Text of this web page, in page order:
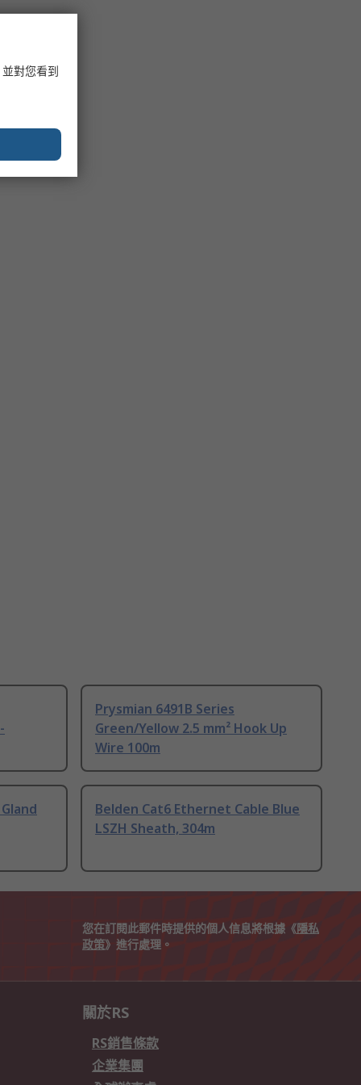
Prysmian 6491B Series
Green/Yellow 2.5 mm² Hook Up
Wire 100m
Belden Cat6 Ethernet Cable Blue
LSZH Sheath, 304m
您在訂閱此郵件時提供的個人信息將根據《隱私
政策》進行處理。
關於RS
RS銷售條款
企業集團
對您看到